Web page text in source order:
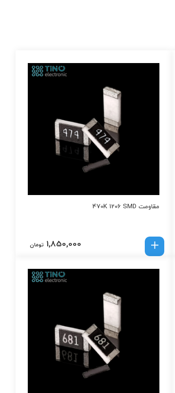
مقاومت 470K 1206 SMD
1,850,000 تومان